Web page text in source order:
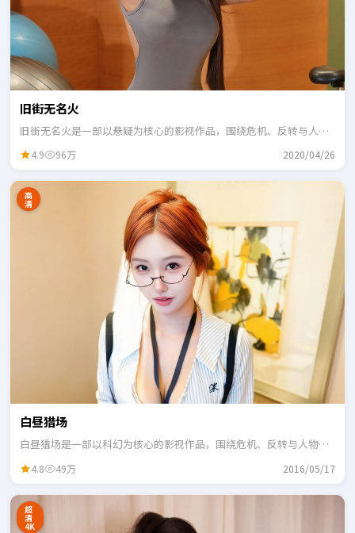
旧街无名火
旧街无名火是一部以悬疑为核心的影视作品，围绕危机、反转与人物
4.9 96万 2020/04/26
高
清
白昼猎场
白昼猎场是一部以科幻为核心的影视作品，围绕危机、反转与人物成
4.8 49万 2016/05/17
超
清
4K